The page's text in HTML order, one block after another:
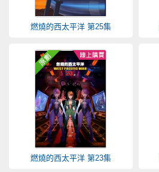
燃燒的西太平洋 第25集
燃燒的西太平洋 第23集